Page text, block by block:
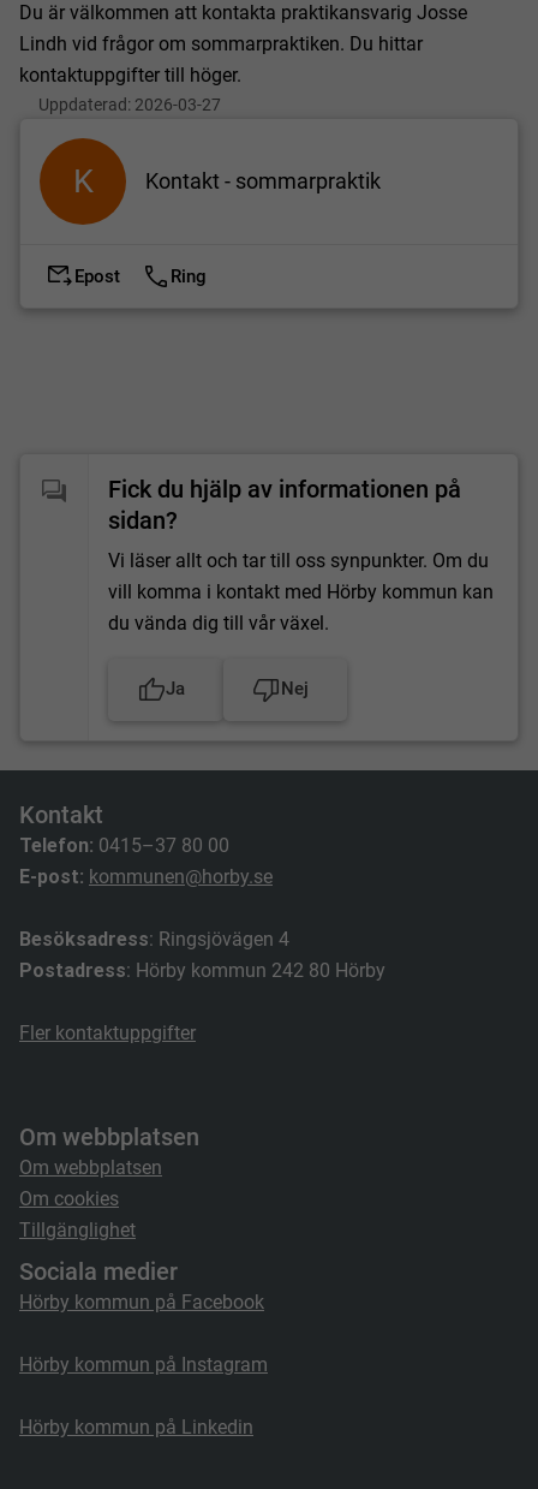
Du är välkommen att kontakta praktikansvarig Josse
Lindh vid frågor om sommarpraktiken. Du hittar
kontaktuppgifter till höger.
Uppdaterad: 2026-03-27
K Kontakt - sommarpraktik
Epost Ring
Fick du hjälp av informationen på
sidan?
Vi läser allt och tar till oss synpunkter. Om du
vill komma i kontakt med Hörby kommun kan
du vända dig till vår växel.
Ja Nej
Kontakt
Telefon: 0415–37 80 00
E-post: kommunen@horby.se
Besöksadress: Ringsjövägen 4
Postadress: Hörby kommun 242 80 Hörby
Fler kontaktuppgifter
Om webbplatsen
Om webbplatsen
Om cookies
Tillgänglighet
Sociala medier
Hörby kommun på Facebook
Hörby kommun på Instagram
Hörby kommun på Linkedin